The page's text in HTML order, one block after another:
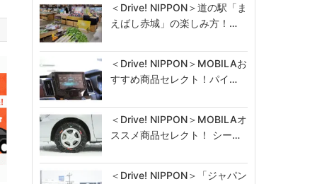
＜Drive! NIPPON＞道の駅「ま
えばし赤城」の楽しみ方！…
＜Drive! NIPPON＞MOBILAお
すすめ商品セレクト！パイ…
＜Drive! NIPPON＞MOBILAオ
ススメ商品セレクト！ シー…
＜Drive! NIPPON＞「ジャパン